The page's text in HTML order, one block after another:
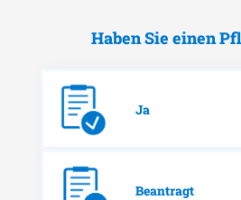
Haben Sie einen
Ja
Beantragt